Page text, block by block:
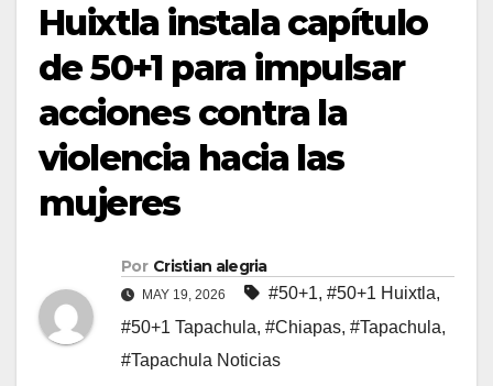
Huixtla instala capítulo
de 50+1 para impulsar
acciones contra la
violencia hacia las
mujeres
Por Cristian alegria
MAY 19, 2026 #50+1, #50+1 Huixtla,
#50+1 Tapachula, #Chiapas, #Tapachula,
#Tapachula Noticias